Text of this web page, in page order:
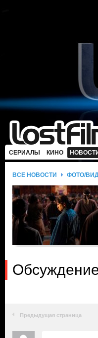
СЕРИАЛЫ КИНО
ВСЕ НОВОСТИ ФОТО/
Предыдущая страница